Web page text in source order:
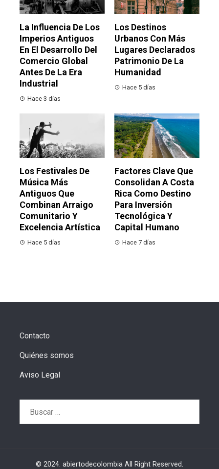
La Influencia De Los
Imperios Antiguos
En El Desarrollo Del
Comercio Global
Antes De La Era
Industrial
Hace 3 días
Los Destinos
Urbanos Con Más
Lugares Declarados
Patrimonio De La
Humanidad
Hace 5 días
Los Festivales De
Música Más
Antiguos Que
Combinan Arraigo
Comunitario Y
Excelencia Artística
Hace 5 días
Factores Clave Que
Consolidan A Costa
Rica Como Destino
Para Inversión
Tecnológica Y
Capital Humano
Hace 7 días
Contacto
Quiénes somos
Aviso Legal
© 2024. abiertodecolombia All Right Reserved.